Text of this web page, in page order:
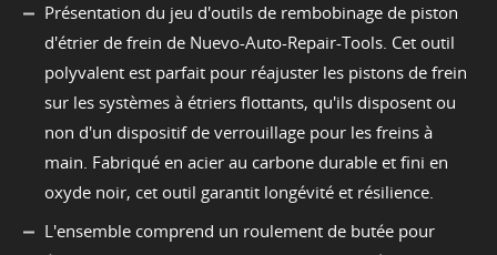
Présentation du jeu d'outils de rembobinage de piston
d'étrier de frein de Nuevo-Auto-Repair-Tools. Cet outil
polyvalent est parfait pour réajuster les pistons de frein
sur les systèmes à étriers flottants, qu'ils disposent ou
non d'un dispositif de verrouillage pour les freins à
main. Fabriqué en acier au carbone durable et fini en
oxyde noir, cet outil garantit longévité et résilience.
L'ensemble comprend un roulement de butée pour